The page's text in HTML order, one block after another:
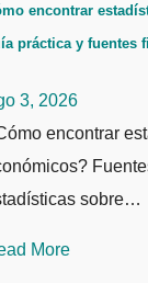
encontrar
práctica y fuentes
3, 2026
encontrar
sobre…
More